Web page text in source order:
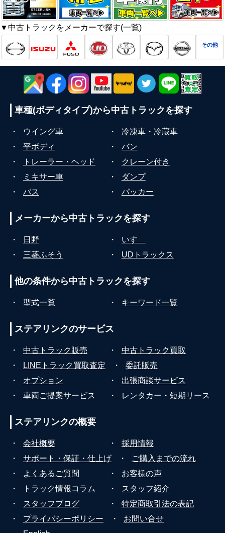
▼中古トラックをメーカーで探す(一覧)
その他
車種(ボディタイプ)から中古トラックを探す
・ ウイング車 ・
冷凍車・冷蔵車
・
平ボディ ・
バン
・
トレーラー・ヘッド ・
クレーン付き
・
ミキサー車 ・
ダンプ
・
バス ・ パッカー
メーカーから中古トラックを探す
・ 日野 ・
いすゞ
・
三菱ふそう ・ UDトラックス
他の条件から中古トラックを探す
・ 型式一覧 ・ キーワード一覧
ステアリンクのサービス
・ 中古トラック販売 ・
中古トラック買取
・
LINEトラック買取査定 ・
委託販売
・
オプション ・
出張商談サービス
・
車両ご提案サービス ・ レンタカー・短期リース
ステアリンクの概要
・ 会社概要 ・
採用情報
・
サポート・保証・仕上げ ・
ご購入までの流れ
・
よくあるご質問 ・
お客様の声
・
トラック情報コラム ・
スタッフ紹介
・
スタッフブログ ・
特定商取引法の表記
・
プライバシーポリシー ・
お問い合せ